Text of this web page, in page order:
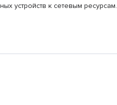
устройств к сетевым ресурсам.